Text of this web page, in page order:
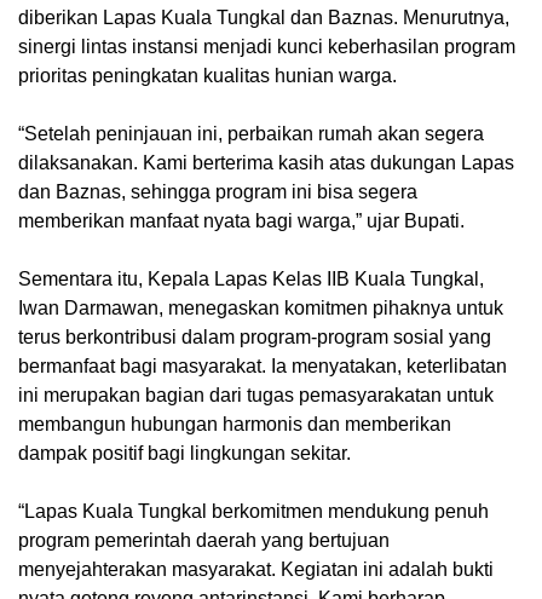
diberikan Lapas Kuala Tungkal dan Baznas. Menurutnya,
sinergi lintas instansi menjadi kunci keberhasilan program
prioritas peningkatan kualitas hunian warga.
“Setelah peninjauan ini, perbaikan rumah akan segera
dilaksanakan. Kami berterima kasih atas dukungan Lapas
dan Baznas, sehingga program ini bisa segera
memberikan manfaat nyata bagi warga,” ujar Bupati.
Sementara itu, Kepala Lapas Kelas IIB Kuala Tungkal,
Iwan Darmawan, menegaskan komitmen pihaknya untuk
terus berkontribusi dalam program-program sosial yang
bermanfaat bagi masyarakat. Ia menyatakan, keterlibatan
ini merupakan bagian dari tugas pemasyarakatan untuk
membangun hubungan harmonis dan memberikan
dampak positif bagi lingkungan sekitar.
“Lapas Kuala Tungkal berkomitmen mendukung penuh
program pemerintah daerah yang bertujuan
menyejahterakan masyarakat. Kegiatan ini adalah bukti